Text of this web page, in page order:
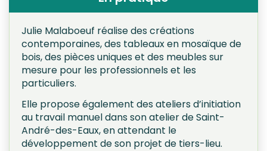
Julie Malaboeuf réalise des créations
contemporaines, des tableaux en mosaïque de
bois, des pièces uniques et des meubles sur
mesure pour les professionnels et les
particuliers.
Elle propose également des ateliers d’initiation
au travail manuel dans son atelier de Saint-
André-des-Eaux, en attendant le
développement de son projet de tiers-lieu.